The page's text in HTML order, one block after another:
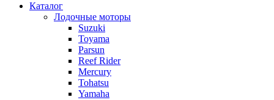
Каталог
Лодочные моторы
Suzuki
Toyama
Parsun
Reef Rider
Mercury
Tohatsu
Yamaha